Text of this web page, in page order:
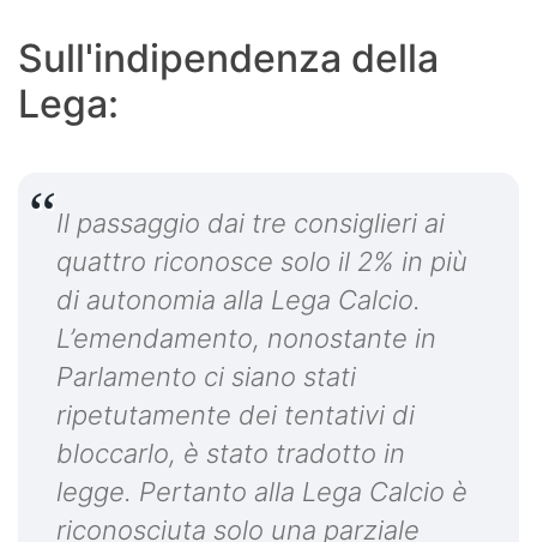
Sull'indipendenza della
Lega:
Il passaggio dai tre consiglieri ai
quattro riconosce solo il 2% in più
di autonomia alla Lega Calcio.
L’emendamento, nonostante in
Parlamento ci siano stati
ripetutamente dei tentativi di
bloccarlo, è stato tradotto in
legge. Pertanto alla Lega Calcio è
riconosciuta solo una parziale